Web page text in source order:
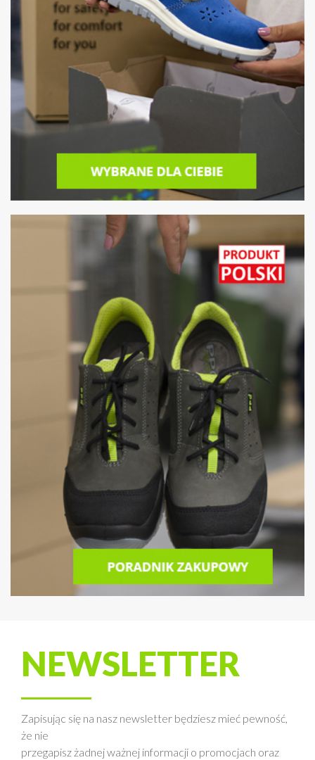
NEWSLETTER
Zapisując się na nasz newsletter będziesz mieć pewność,
że nie
przegapisz żadnej ważnej informacji o promocjach oraz